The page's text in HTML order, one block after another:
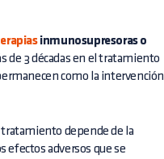
inmunosupresoras o
de 3 décadas en el tratamiento
como la intervención
tratamiento depende de la
efectos adversos que se